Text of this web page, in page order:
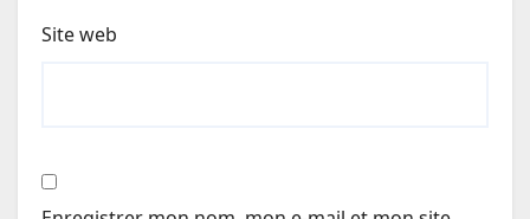
Site web